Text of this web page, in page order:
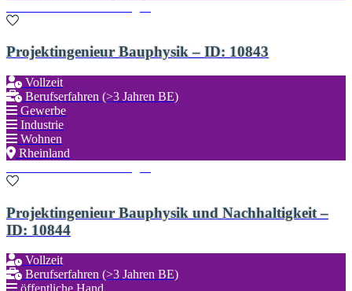
Projektingenieur Bauphysik – ID: 10843
Vollzeit
Berufserfahren (>3 Jahren BE)
Gewerbe
Industrie
Wohnen
Rheinland
Projektingenieur Bauphysik und Nachhaltigkeit –
ID: 10844
Vollzeit
Berufserfahren (>3 Jahren BE)